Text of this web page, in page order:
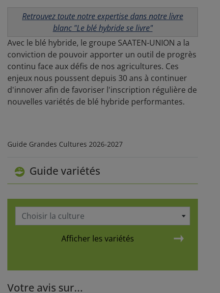
Guide Grandes Cultures 2026-2027
Guide variétés
Choisir la culture
Afficher les variétés
Votre avis sur...
Retrouvez toute notre expertise dans notre livre
blanc "Le blé hybride se livre"
Avec le blé hybride, le groupe SAATEN-UNION a la
conviction de pouvoir apporter un outil de progrès
continu face aux défis de nos agricultures. Ces
enjeux nous poussent depuis 30 ans à continuer
d'innover afin de favoriser l'inscription régulière de
nouvelles variétés de blé hybride performantes.